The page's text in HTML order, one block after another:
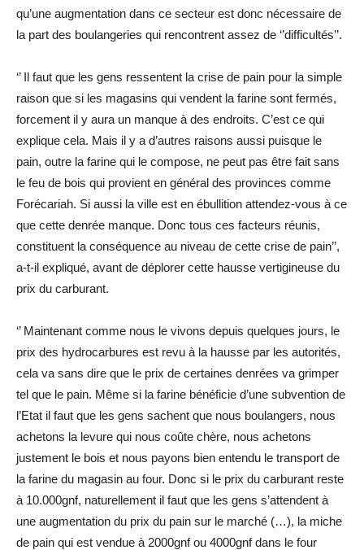
qu’une augmentation dans ce secteur est donc nécessaire de
la part des boulangeries qui rencontrent assez de ‘’difficultés’’.
‘’ Il faut que les gens ressentent la crise de pain pour la simple
raison que si les magasins qui vendent la farine sont fermés,
forcement il y aura un manque à des endroits. C’est ce qui
explique cela. Mais il y a d’autres raisons aussi puisque le
pain, outre la farine qui le compose, ne peut pas être fait sans
le feu de bois qui provient en général des provinces comme
Forécariah. Si aussi la ville est en ébullition attendez-vous à ce
que cette denrée manque. Donc tous ces facteurs réunis,
constituent la conséquence au niveau de cette crise de pain’’,
a-t-il expliqué, avant de déplorer cette hausse vertigineuse du
prix du carburant.
‘’ Maintenant comme nous le vivons depuis quelques jours, le
prix des hydrocarbures est revu à la hausse par les autorités,
cela va sans dire que le prix de certaines denrées va grimper
tel que le pain. Même si la farine bénéficie d’une subvention de
l’Etat il faut que les gens sachent que nous boulangers, nous
achetons la levure qui nous coûte chère, nous achetons
justement le bois et nous payons bien entendu le transport de
la farine du magasin au four. Donc si le prix du carburant reste
à 10.000gnf, naturellement il faut que les gens s’attendent à
une augmentation du prix du pain sur le marché (…), la miche
de pain qui est vendue à 2000gnf ou 4000gnf dans le four